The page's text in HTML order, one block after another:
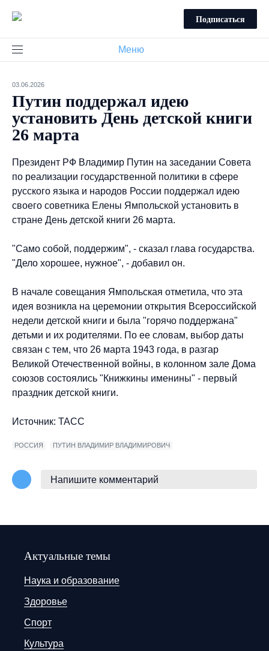
Подписаться
Меню
03.06.2026
Путин поддержал идею
установить День детской книги
26 марта
Президент РФ Владимир Путин на заседании Совета
по реализации государственной политики в сфере
русского языка и народов России поддержал идею
своего советника Елены Ямпольской установить в
стране День детской книги 26 марта.
"Само собой, поддержим", - сказал глава государства.
"Дело хорошее, нужное", - добавил он.
В начале совещания Ямпольская отметила, что эта
идея возникла на церемонии открытия Всероссийской
недели детской книги и была "горячо поддержана"
детьми и их родителями. По ее словам, выбор даты
связан с тем, что 26 марта 1943 года, в разгар
Великой Отечественной войны, в колонном зале Дома
союзов состоялись "Книжкины именины" - первый
праздник детской книги.
Источник: ТАСС
РОССИЯ ПУТИН ВЛАДИМИР ВЛАДИМИРОВИЧ
Напишите комментарий
Актуальные темы
Наука и образование
Здоровье
Спорт
Культура